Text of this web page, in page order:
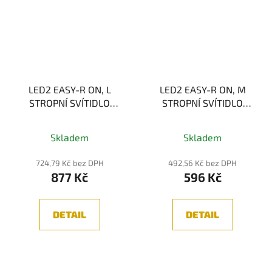
LED2 EASY-R ON, L
STROPNÍ SVÍTIDLO
Skladem
724,79 Kč bez DPH
877 Kč
DETAIL
LED2 EASY-R ON, M
STROPNÍ SVÍTIDLO
Skladem
492,56 Kč bez DPH
596 Kč
DETAIL